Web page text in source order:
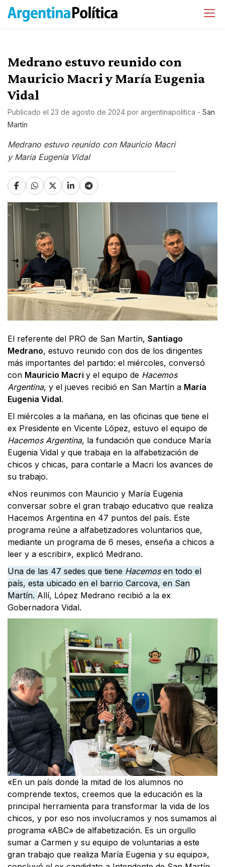
Medrano estuvo reunido con
Mauricio Macri y María Eugenia
Vidal
Publicado el 23 de agosto de 2024 por argentinapolitica - San
Martín
Medrano estuvo reunido con Mauricio Macri
y María Eugenia Vidal
El referente del PRO de San Martín, Santiago
Medrano, estuvo reunido con dos de los dirigentes
más importantes del partido: el miércoles, conversó
con Mauricio Macri y el equipo de Hacemos
Argentina, y el jueves recibió en San Martín a María
Eugenia Vidal.
El miércoles a la mañana, en las oficinas que tiene el
ex Presidente en Vicente López, estuvo el equipo de
Hacemos Argentina, la fundación que conduce María
Eugenia Vidal y que trabaja en la alfabetización de
chicos y chicas, para contarle a Macri los avances de
su trabajo.
«Nos reunimos con Mauricio y María Eugenia
conversar sobre el gran trabajo educativo que realiza
Hacemos Argentina en 47 puntos del país. Este
programa reúne a alfabetizadores voluntarios que,
mediante un programa de 6 meses, enseña a chicos a
leer y a escribir», explicó Medrano.
Una de las 47 sedes que tiene Hacemosen todo el
país, esta ubicado en el barrio Carcova, en San
Martín. Allí, López Medrano recibió a la ex
Gobernadora Vidal.
«En un país donde la mitad de los alumnos no
comprende textos, creemos que la educación es la
principal herramienta para transformar la vida de los
chicos, y por eso nos involucramos y nos sumamos al
programa «ABC» de alfabetización. Es un orgullo
sumar a Carmen y su equipo de voluntarias a este
gran trabajo que realiza María Eugenia y su equipo»,